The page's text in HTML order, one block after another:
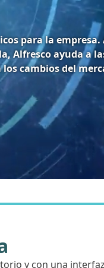
para la
Alfresco ayuda a
cambios del
y con una